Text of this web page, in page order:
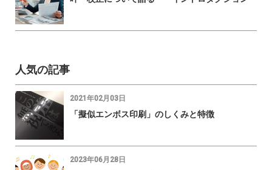
人気の記事
2021年02月03日
「擬似エンボス印刷」のしくみと特徴
2023年06月28日